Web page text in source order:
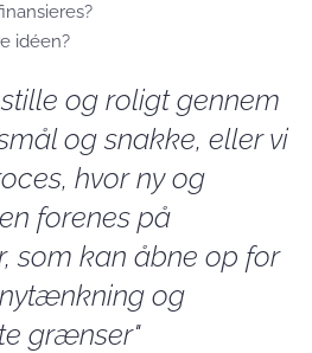
idéen?
og roligt gennem
og snakke, eller vi
hvor ny og
forenes på
som kan åbne op for
og
grænser"